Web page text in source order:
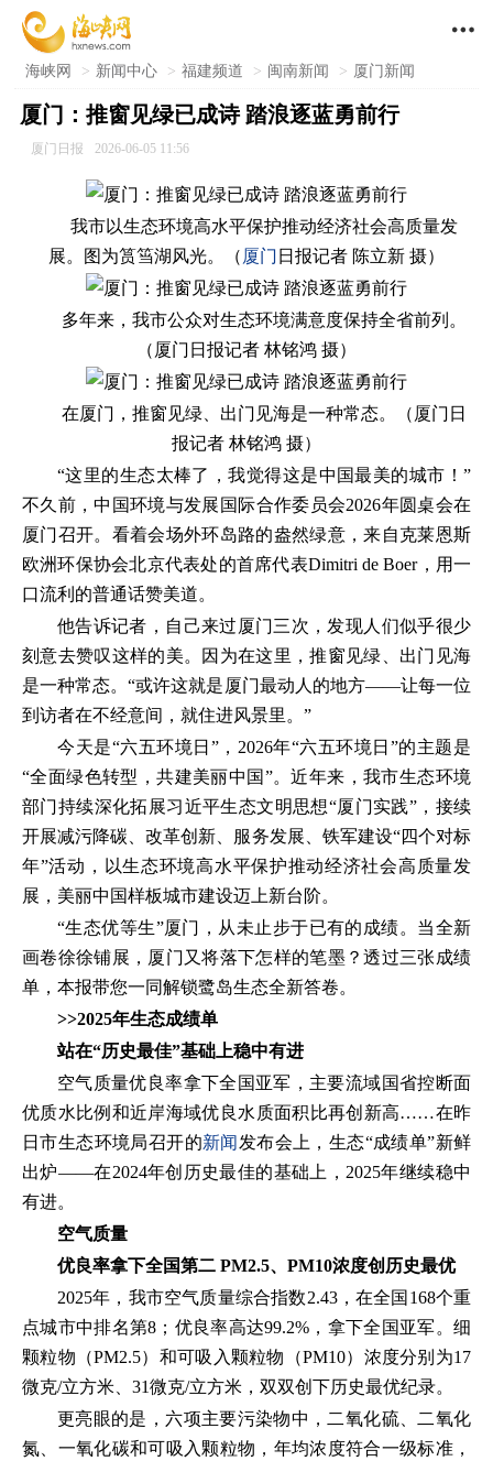

海峡网 > 新闻中心 > 福建频道 > 闽南新闻 > 厦门新闻
厦门：推窗见绿已成诗 踏浪逐蓝勇前行
厦门日报 2026-06-05 11:56
我市以生态环境高水平保护推动经济社会高质量发
展。图为筼筜湖风光。（ 厦门 日报记者 陈立新 摄）
多年来，我市公众对生态环境满意度保持全省前列。
（厦门日报记者 林铭鸿 摄）
在厦门，推窗见绿、出门见海是一种常态。（厦门日
报记者 林铭鸿 摄）
“这里的生态太棒了，我觉得这是中国最美的城市！”
不久前，中国环境与发展国际合作委员会2026年圆桌会在
厦门召开。看着会场外环岛路的盎然绿意，来自克莱恩斯
欧洲环保协会北京代表处的首席代表Dimitri de Boer，用一
口流利的普通话赞美道。
他告诉记者，自己来过厦门三次，发现人们似乎很少
刻意去赞叹这样的美。因为在这里，推窗见绿、出门见海
是一种常态。“或许这就是厦门最动人的地方——让每一位
到访者在不经意间，就住进风景里。”
今天是“六五环境日”，2026年“六五环境日”的主题是
“全面绿色转型，共建美丽中国”。近年来，我市生态环境
部门持续深化拓展习近平生态文明思想“厦门实践”，接续
开展减污降碳、改革创新、服务发展、铁军建设“四个对标
年”活动，以生态环境高水平保护推动经济社会高质量发
展，美丽中国样板城市建设迈上新台阶。
“生态优等生”厦门，从未止步于已有的成绩。当全新
画卷徐徐铺展，厦门又将落下怎样的笔墨？透过三张成绩
单，本报带您一同解锁鹭岛生态全新答卷。
>>2025年生态成绩单
站在“历史最佳”基础上稳中有进
空气质量优良率拿下全国亚军，主要流域国省控断面
优质水比例和近岸海域优良水质面积比再创新高……在昨
日市生态环境局召开的新闻 发布会上，生态“成绩单”新鲜
出炉——在2024年创历史最佳的基础上，2025年继续稳中
有进。
空气质量
优良率拿下全国第二 PM2.5、PM10浓度创历史最优
2025年，我市空气质量综合指数2.43，在全国168个重
点城市中排名第8；优良率高达99.2%，拿下全国亚军。细
颗粒物（PM2.5）和可吸入颗粒物（PM10）浓度分别为17
微克/立方米、31微克/立方米，双双创下历史最优纪录。
更亮眼的是，六项主要污染物中，二氧化硫、二氧化
氮、一氧化碳和可吸入颗粒物，年均浓度符合一级标准，